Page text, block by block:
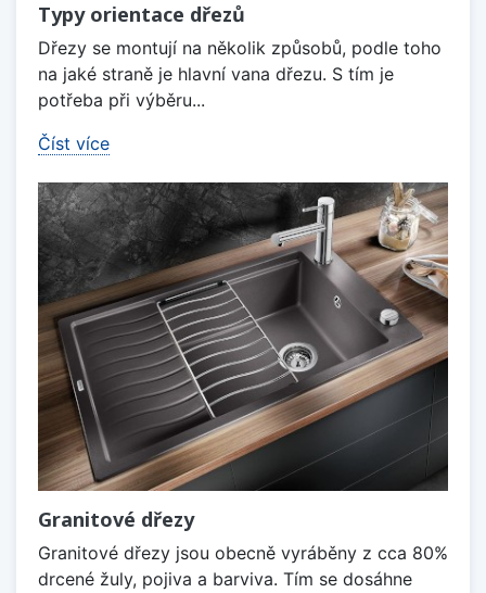
Typy orientace dřezů
Dřezy se montují na několik způsobů, podle toho
na jaké straně je hlavní vana dřezu. S tím je
potřeba při výběru...
Číst více
Granitové dřezy
Granitové dřezy jsou obecně vyráběny z cca 80%
drcené žuly, pojiva a barviva. Tím se dosáhne